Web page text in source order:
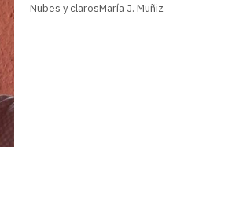
Nubes y clarosMaría J. Muñiz